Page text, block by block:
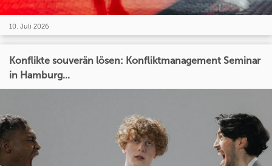
10. Juli 2026
Konflikte souverän lösen: Konfliktmanagement Seminar
in Hamburg...